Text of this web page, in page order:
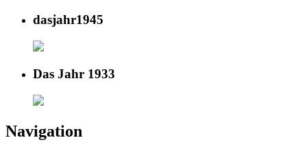
dasjahr1945
Das Jahr 1933
Navigation